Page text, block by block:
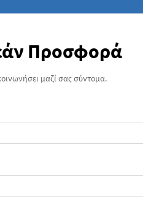
Προσφορά
μαζί σας σύντομα.